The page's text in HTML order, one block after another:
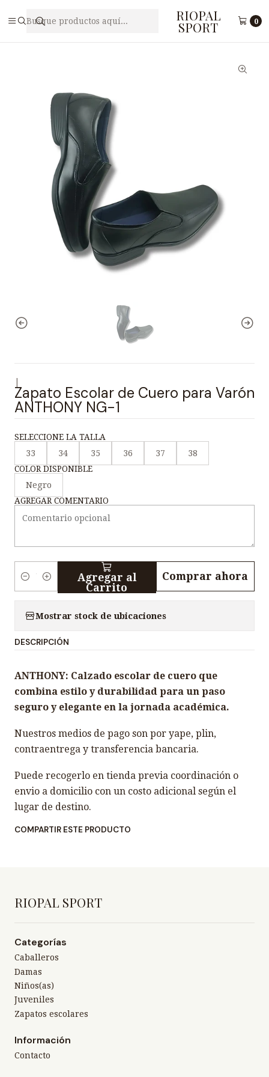
RIOPAL
SPORT 0
Zapatos escolares
Zapato Escolar de Cuero para Varón ANTHONY NG-1
Zapato Escolar de Cuero para Varón
ANTHONY NG-1
SELECCIONE LA TALLA
33
34 35 36 37
38
COLOR DISPONIBLE
Negro
AGREGAR COMENTARIO
i
a
d
Agregar al
Carrito
Comprar ahora
Mostrar stock de ubicaciones
DESCRIPCIÓN
ANTHONY: Calzado escolar de cuero que
combina estilo y durabilidad para un paso
seguro y elegante en la jornada académica.
Nuestros medios de pago son por yape, plin,
contraentrega y transferencia bancaria.
Puede recogerlo en tienda previa coordinación o
envio a domicilio con un costo adicional según el
lugar de destino.
COMPARTIR ESTE PRODUCTO
RIOPAL SPORT
Categorías
Caballeros
Damas
Niños(as)
Juveniles
Zapatos escolares
Información
Contacto